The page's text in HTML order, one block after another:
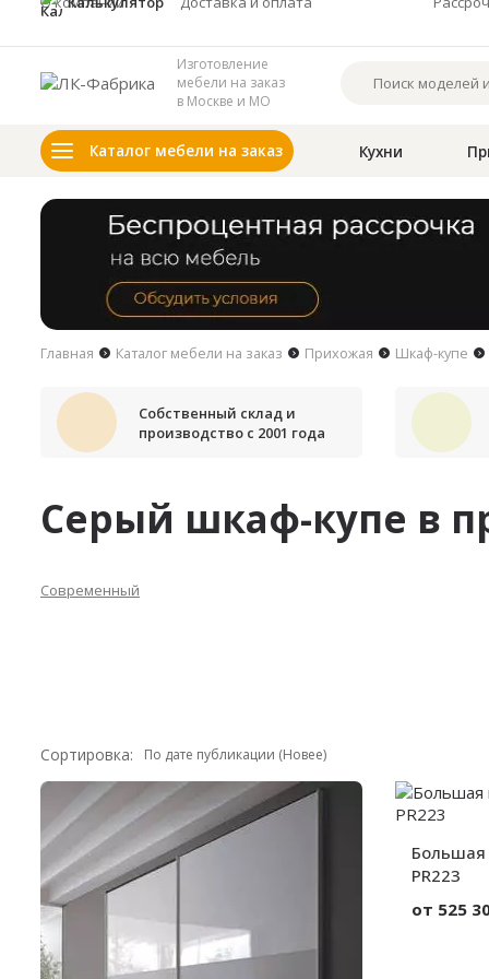
Изготовление
мебели на заказ
в Москве и МО
Каталог мебели на заказ Кухни
Главная Каталог мебели на заказ Прихожая Шкаф-купе
Собственный склад и
производство с 2001 года
Серый шкаф-купе в
Современный
Сортировка:
Большая
PR223
от 525